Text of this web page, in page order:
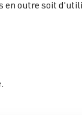
en outre soit